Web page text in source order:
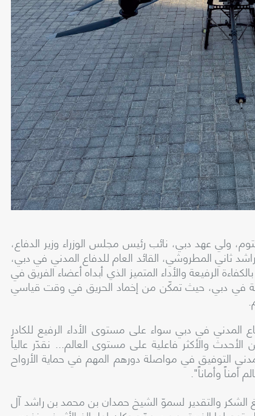
ولي عهد دبي، نائب رئيس مجلس الوزراء وزير الدفاع،
ثاني المطروشي، القائد العام للدفاع المدني في دبي،
الرفيعة والأداء المتميز الذي أبداه أعضاء الفريق في
في دبي، حيث تمكّن من إخماد الحريق في وقت قياسي
المدني في دبي سواء على مستوى الأداء الرفيع للكادر
والأكثر فاعلية على مستوى العالم... نقدّر عالياً
التوفيق في مواصلة دورهم المهم في حماية الأرواح
أمناً وأماناً".
الشكر والتقدير لسموّ الشيخ حمدان بن محمد بن راشد آل